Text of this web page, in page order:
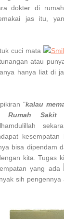
dokter di
jas itu,
cuci mata
atau
hanya liat di
"kalau
Sakit
bisa dipendam
kita. Tugas
yang ada
sih